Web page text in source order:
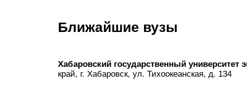
Ближайшие вузы
Хабаровский государственный университет
край, г. Хабаровск, ул. Тихоокеанская, д. 134